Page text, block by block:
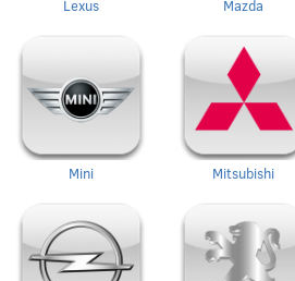
Lexus Mazda
Mini Mitsubishi